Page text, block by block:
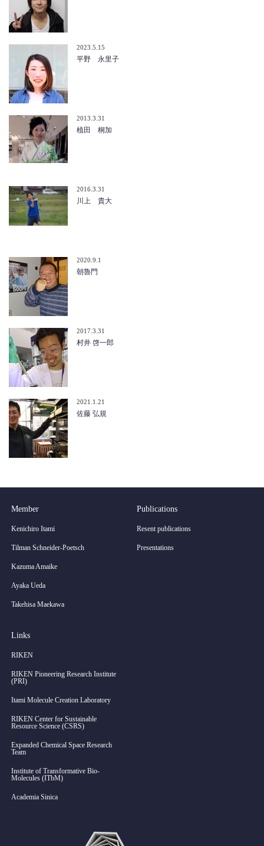
2023.5.15
平野 永里子
2013.3.31
植田 桐加
2016.3.31
川上 貴大
2020.9.1
朝魯門
2017.3.31
村井 啓一郎
2021.1.21
佐藤 弘規
Member
Kenichiro Itami
Tilman Schneider-Poetsch
Kazuma Amaike
Ayaka Ueda
Takehisa Maekawa
Publications
Resent publications
Presentations
Links
RIKEN
RIKEN Pioneering Research Institute
(PRI)
Itami Molecule Creation Laboratory
RIKEN Center for Sustainable
Resource Science (CSRS)
Expanded Chemical Space Research
Team
Institute of Transformative Bio-
Molecules (ITbM)
Academia Sinica